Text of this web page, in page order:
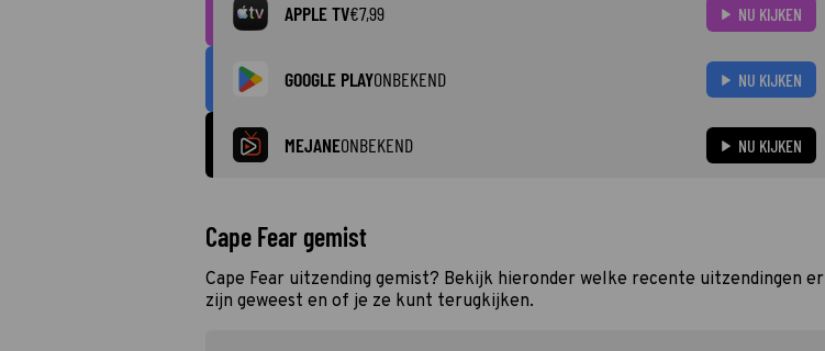
APPLE TV€7,99 NU KIJKEN
GOOGLE PLAYONBEKEND NU KIJKEN
MEJANEONBEKEND NU KIJKEN
Cape Fear gemist
Cape Fear uitzending gemist? Bekijk hieronder welke recente uitzendingen er
zijn geweest en of je ze kunt terugkijken.